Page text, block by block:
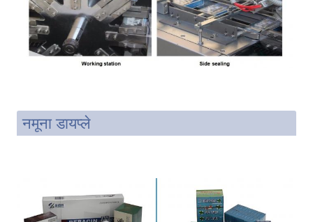
नमूना डायप्ले